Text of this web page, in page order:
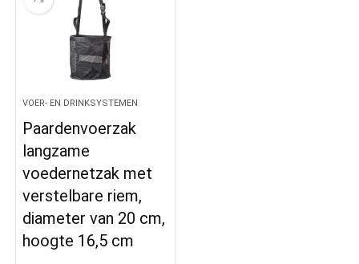
VOER- EN DRINKSYSTEMEN
Paardenvoerzak
langzame
voedernetzak met
verstelbare riem,
diameter van 20 cm,
hoogte 16,5 cm